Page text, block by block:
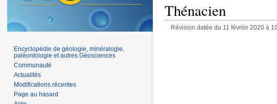
Thénacien
Révision datée du 11 février 2020 à
Encyclopédie de géologie, minéralogie,
paléontologie et autres Géosciences
Communauté
Actualités
Modifications récentes
Page au hasard